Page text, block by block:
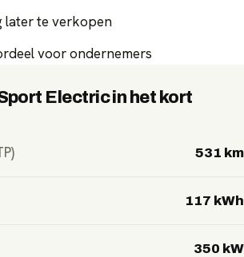
later te verkopen
voor ondernemers
Electricin het kort
531 km
117 kWh
350 kW